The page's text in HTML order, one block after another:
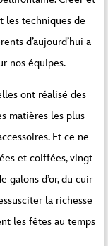
les techniques de
d’aujourd’hui a
nos équipes.
ont réalisé des
matières les plus
Et ce ne
et coiffées, vingt
galons d’or, du cuir
la richesse
les fêtes au temps